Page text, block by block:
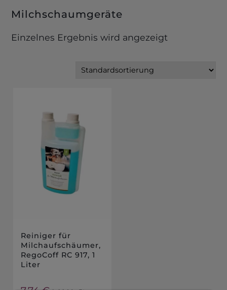
Milchschaumgeräte
Einzelnes Ergebnis wird angezeigt
Reiniger für
Milchaufschäumer,
RegoCoff RC 917, 1
Liter